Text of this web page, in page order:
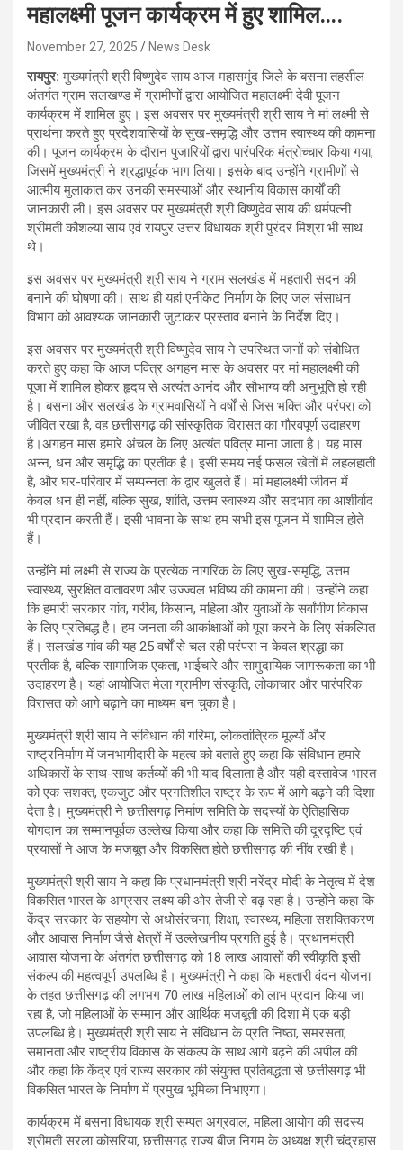
महालक्ष्मी पूजन कार्यक्रम में हुए शामिल….
November 27, 2025 News Desk
रायपुर:मुख्यमंत्री श्री विष्णुदेव साय आज महासमुंद जिले के बसना तहसील
अंतर्गत ग्राम सलखण्ड में ग्रामीणों द्वारा आयोजित महालक्ष्मी देवी पूजन
कार्यक्रम में शामिल हुए। इस अवसर पर मुख्यमंत्री श्री साय ने मां लक्ष्मी से
प्रार्थना करते हुए प्रदेशवासियों के सुख-समृद्धि और उत्तम स्वास्थ्य की कामना
की। पूजन कार्यक्रम के दौरान पुजारियों द्वारा पारंपरिक मंत्रोच्चार किया गया,
जिसमें मुख्यमंत्री ने श्रद्धापूर्वक भाग लिया। इसके बाद उन्होंने ग्रामीणों से
आत्मीय मुलाकात कर उनकी समस्याओं और स्थानीय विकास कार्यों की
जानकारी ली। इस अवसर पर मुख्यमंत्री श्री विष्णुदेव साय की धर्मपत्नी
श्रीमती कौशल्या साय एवं रायपुर उत्तर विधायक श्री पुरंदर मिश्रा भी साथ
थे।
इस अवसर पर मुख्यमंत्री श्री साय ने ग्राम सलखंड में महतारी सदन की
बनाने की घोषणा की। साथ ही यहां एनीकेट निर्माण के लिए जल संसाधन
विभाग को आवश्यक जानकारी जुटाकर प्रस्ताव बनाने के निर्देश दिए।
इस अवसर पर मुख्यमंत्री श्री विष्णुदेव साय ने उपस्थित जनों को संबोधित
करते हुए कहा कि आज पवित्र अगहन मास के अवसर पर मां महालक्ष्मी की
पूजा में शामिल होकर हृदय से अत्यंत आनंद और सौभाग्य की अनुभूति हो रही
है। बसना और सलखंड के ग्रामवासियों ने वर्षों से जिस भक्ति और परंपरा को
जीवित रखा है, वह छत्तीसगढ़ की सांस्कृतिक विरासत का गौरवपूर्ण उदाहरण
है।अगहन मास हमारे अंचल के लिए अत्यंत पवित्र माना जाता है। यह मास
अन्न, धन और समृद्धि का प्रतीक है। इसी समय नई फसल खेतों में लहलहाती
है, और घर-परिवार में सम्पन्नता के द्वार खुलते हैं। मां महालक्ष्मी जीवन में
केवल धन ही नहीं, बल्कि सुख, शांति, उत्तम स्वास्थ्य और सदभाव का आशीर्वाद
भी प्रदान करती हैं। इसी भावना के साथ हम सभी इस पूजन में शामिल होते
हैं।
उन्होंने मां लक्ष्मी से राज्य के प्रत्येक नागरिक के लिए सुख-समृद्धि, उत्तम
स्वास्थ्य, सुरक्षित वातावरण और उज्ज्वल भविष्य की कामना की। उन्होंने कहा
कि हमारी सरकार गांव, गरीब, किसान, महिला और युवाओं के सर्वांगीण विकास
के लिए प्रतिबद्ध है। हम जनता की आकांक्षाओं को पूरा करने के लिए संकल्पित
हैं। सलखंड गांव की यह 25 वर्षों से चल रही परंपरा न केवल श्रद्धा का
प्रतीक है, बल्कि सामाजिक एकता, भाईचारे और सामुदायिक जागरूकता का भी
उदाहरण है। यहां आयोजित मेला ग्रामीण संस्कृति, लोकाचार और पारंपरिक
विरासत को आगे बढ़ाने का माध्यम बन चुका है।
मुख्यमंत्री श्री साय ने संविधान की गरिमा, लोकतांत्रिक मूल्यों और
राष्ट्रनिर्माण में जनभागीदारी के महत्व को बताते हुए कहा कि संविधान हमारे
अधिकारों के साथ-साथ कर्तव्यों की भी याद दिलाता है और यही दस्तावेज भारत
को एक सशक्त, एकजुट और प्रगतिशील राष्ट्र के रूप में आगे बढ़ने की दिशा
देता है। मुख्यमंत्री ने छत्तीसगढ़ निर्माण समिति के सदस्यों के ऐतिहासिक
योगदान का सम्मानपूर्वक उल्लेख किया और कहा कि समिति की दूरदृष्टि एवं
प्रयासों ने आज के मजबूत और विकसित होते छत्तीसगढ़ की नींव रखी है।
मुख्यमंत्री श्री साय ने कहा कि प्रधानमंत्री श्री नरेंद्र मोदी के नेतृत्व में देश
विकसित भारत के अग्रसर लक्ष्य की ओर तेजी से बढ़ रहा है। उन्होंने कहा कि
केंद्र सरकार के सहयोग से अधोसंरचना, शिक्षा, स्वास्थ्य, महिला सशक्तिकरण
और आवास निर्माण जैसे क्षेत्रों में उल्लेखनीय प्रगति हुई है। प्रधानमंत्री
आवास योजना के अंतर्गत छत्तीसगढ़ को 18 लाख आवासों की स्वीकृति इसी
संकल्प की महत्वपूर्ण उपलब्धि है। मुख्यमंत्री ने कहा कि महतारी वंदन योजना
के तहत छत्तीसगढ़ की लगभग 70 लाख महिलाओं को लाभ प्रदान किया जा
रहा है, जो महिलाओं के सम्मान और आर्थिक मजबूती की दिशा में एक बड़ी
उपलब्धि है। मुख्यमंत्री श्री साय ने संविधान के प्रति निष्ठा, समरसता,
समानता और राष्ट्रीय विकास के संकल्प के साथ आगे बढ़ने की अपील की
और कहा कि केंद्र एवं राज्य सरकार की संयुक्त प्रतिबद्धता से छत्तीसगढ़ भी
विकसित भारत के निर्माण में प्रमुख भूमिका निभाएगा।
कार्यक्रम में बसना विधायक श्री सम्पत अग्रवाल, महिला आयोग की सदस्य
श्रीमती सरला कोसरिया, छत्तीसगढ़ राज्य बीज निगम के अध्यक्ष श्री चंद्रहास